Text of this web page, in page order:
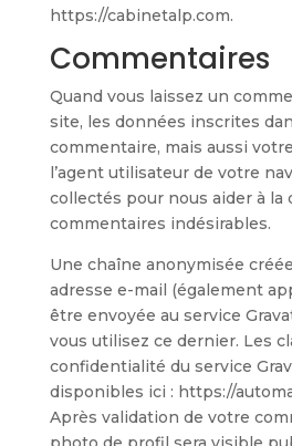
https://cabinetalp.com.
Commentaires
Quand vous laissez un
site, les données inscrites
commentaire, mais aussi
l’agent utilisateur de votre
collectés pour nous aider à la
commentaires indésirables.
Une chaîne anonymisée
adresse e-mail (également
être envoyée au service
vous utilisez ce dernier. Les
confidentialité du service
disponibles ici : https://
Après validation de votre